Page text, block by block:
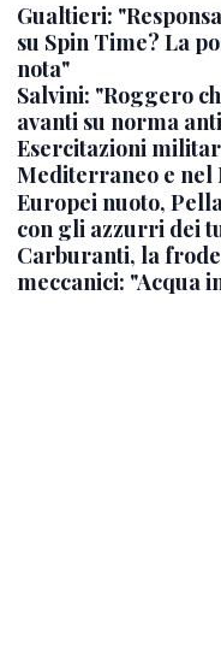
Gualtieri:
su Spin Time? La
nota"
Salvini: "Roggero
avanti su norma
Esercitazioni
Mediterraneo e nel
Europei nuoto,
con gli azzurri dei
Carburanti, la
meccanici: "Acqua